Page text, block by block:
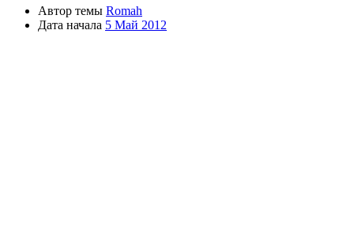
Автор темы Romah
Дата начала 5 Май 2012